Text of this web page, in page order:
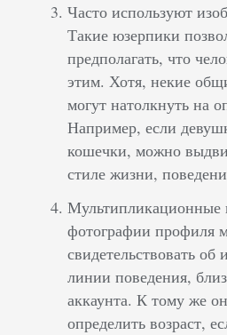
Часто используют
Такие юзерпики
предполагать, что
этим. Хотя, некие
могут натолкнуть на
Например, если
кошечки, можно
стиле жизни,
Мультипликационные
фотографии профиля
свидетельствовать об
линии поведения,
аккаунта. К тому же
определить возраст,